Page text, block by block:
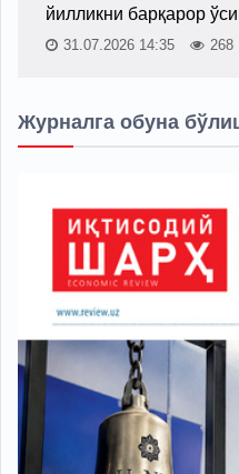
йилликни барқарор
31.07.2026 14:35 268
Журналга обуна